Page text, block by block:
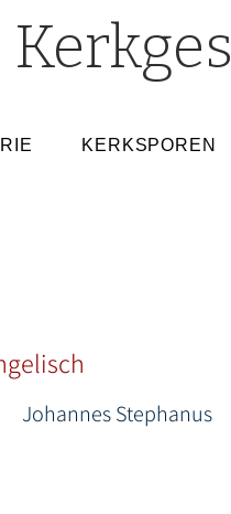
KERKSPOREN
Johannes Stephanus